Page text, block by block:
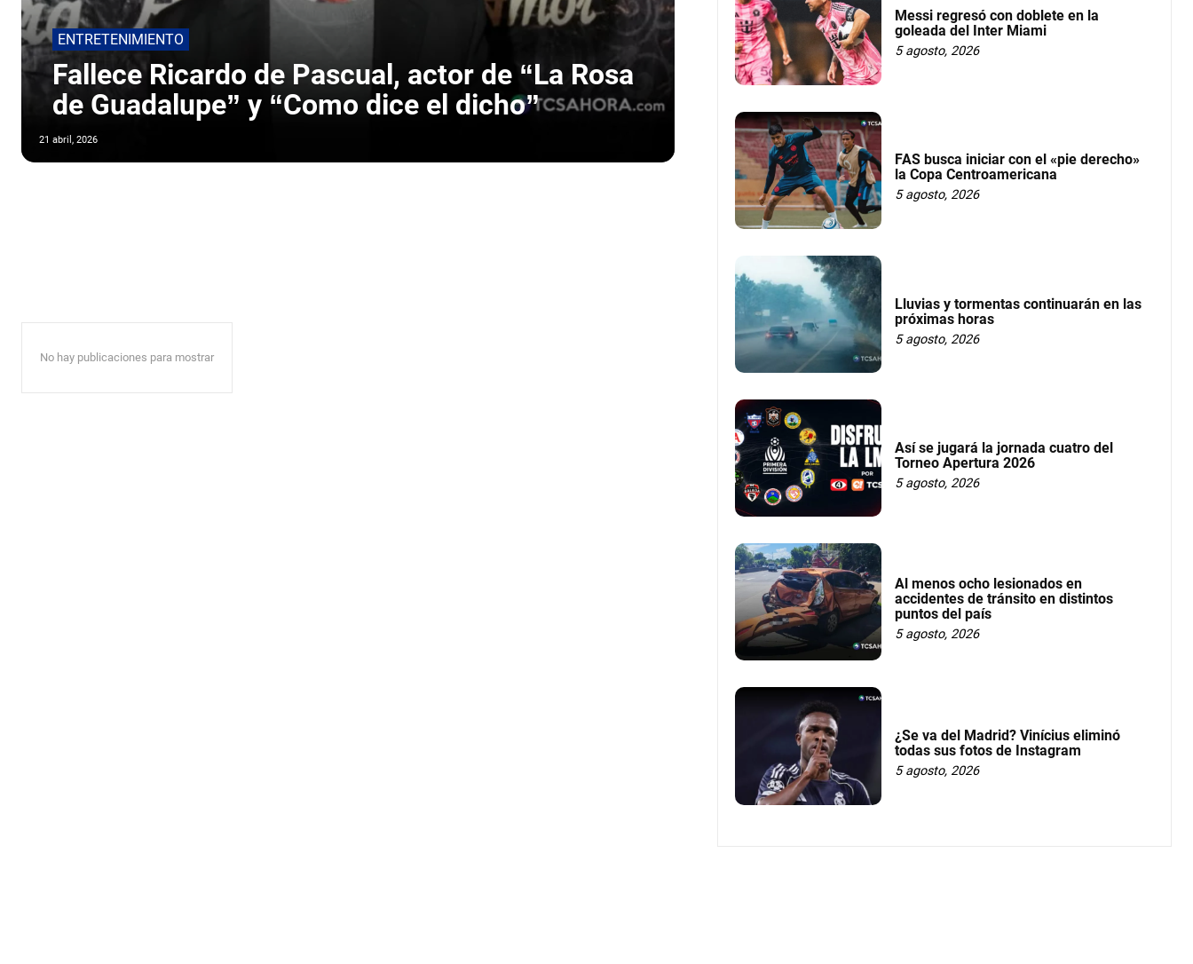
ENTRETENIMIENTO
Fallece Ricardo de Pascual, actor de “La Rosa
de Guadalupe” y “Como dice el dicho”
21 abril, 2026
No hay publicaciones para mostrar
Messi regresó con doblete en la
goleada del Inter Miami
5 agosto, 2026
FAS busca iniciar con el «pie derecho»
la Copa Centroamericana
5 agosto, 2026
Lluvias y tormentas continuarán en las
próximas horas
5 agosto, 2026
Así se jugará la jornada cuatro del
Torneo Apertura 2026
5 agosto, 2026
Al menos ocho lesionados en
accidentes de tránsito en distintos
puntos del país
5 agosto, 2026
¿Se va del Madrid? Vinícius eliminó
todas sus fotos de Instagram
5 agosto, 2026